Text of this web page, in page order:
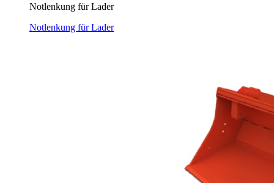
Notlenkung für Lader
Notlenkung für Lader